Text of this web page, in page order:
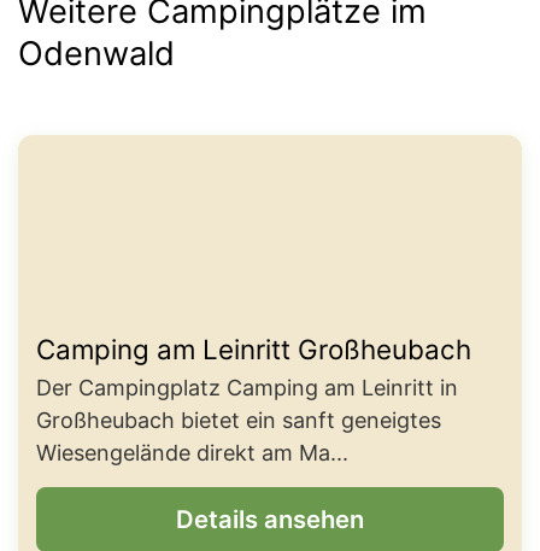
Weitere Campingplätze im
Odenwald
Camping am Leinritt Großheubach
Der Campingplatz Camping am Leinritt in
Großheubach bietet ein sanft geneigtes
Wiesengelände direkt am Ma...
Details ansehen